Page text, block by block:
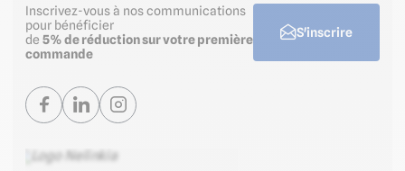
Inscrivez-vous à nos communications
pour bénéficier
de 5% de réduction sur votre première
commande
S'inscrire